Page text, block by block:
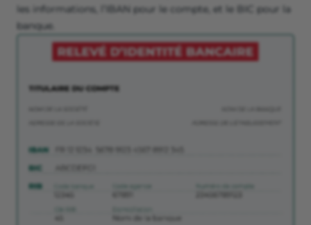
les informations, l’IBAN pour le compte, et le BIC pour la
banque.